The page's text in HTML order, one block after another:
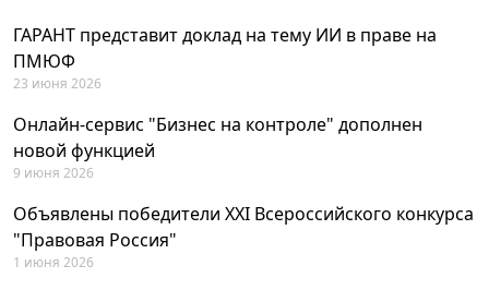
ГАРАНТ представит доклад на тему ИИ в праве на
ПМЮФ
23 июня 2026
Онлайн-сервис "Бизнес на контроле" дополнен
новой функцией
9 июня 2026
Объявлены победители XXI Всероссийского конкурса
"Правовая Россия"
1 июня 2026